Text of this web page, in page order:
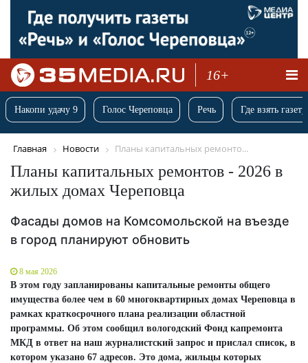
16+
Накопи удачу 9 Голос Череповца Речь Где взять
Главная Новости Планы капитальных ремонто...
Планы капитальных ремонтов - 2026 в
жилых домах Череповца
Фасады домов на Комсомольской на въезде
в город планируют обновить
8 мая 2026
В этом году запланированы капитальные ремонты общего
имущества более чем в 60 многоквартирных домах Череповца в
рамках краткосрочного плана реализации областной
программы. Об этом сообщил вологодский Фонд капремонта
МКД в ответ на наш журналистский запрос и прислал список, в
котором указано 67 адресов. Это дома, жильцы которых